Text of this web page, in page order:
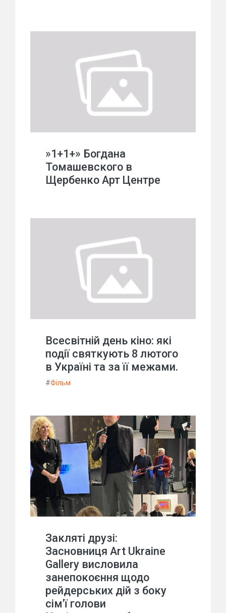
»1+1+» Богдана
Томашевского в
Щербенко Арт Центре
Всесвітній день кіно: які
події святкують 8 лютого
в Україні та за її межами.
#Фільм
Закляті друзі:
Засновниця Art Ukraine
Gallery висловила
занепокоєння щодо
рейдерських дій з боку
сім'ї голови